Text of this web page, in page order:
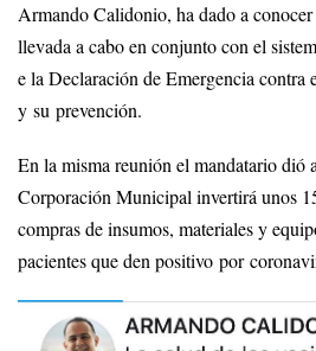
Armando Calidonio, ha dado a
llevada a cabo en conjunto con el
e la Declaración de Emergencia contra
y su prevención.
En la misma reunión el mandatario dió
Corporación Municipal invertirá unos
compras de insumos, materiales y
pacientes que den positivo por